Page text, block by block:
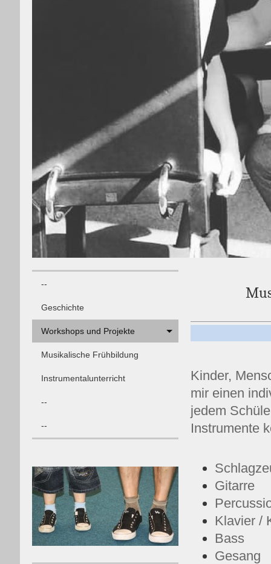
Kinder,
mir einen
jedem
Instrumente
Gitarre
Klavier /
Bass
Gesang
--
Geschichte
Workshops und Projekte
Musikalische Frühbildung
Instrumentalunterricht
--
--